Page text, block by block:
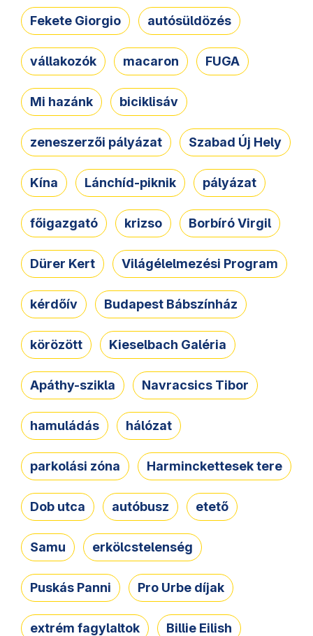
Fekete Giorgio autósüldözés
vállakozók macaron FUGA
Mi hazánk biciklisáv
zeneszerzői pályázat Szabad Új Hely
Kína Lánchíd-piknik pályázat
főigazgató krizso Borbíró Virgil
Dürer Kert Világélelmezési Program
kérdőív Budapest Bábszínház
körözött Kieselbach Galéria
Apáthy-szikla Navracsics Tibor
hamuládás hálózat
parkolási zóna Harminckettesek tere
Dob utca autóbusz etető
Samu erkölcstelenség
Puskás Panni Pro Urbe díjak
extrém fagylaltok Billie Eilish